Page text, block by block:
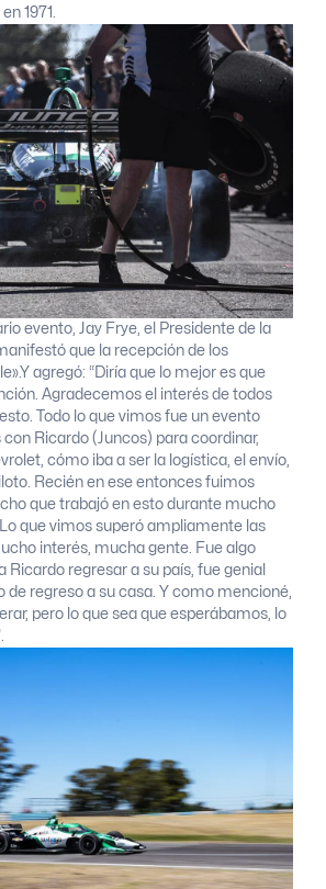
1971.
evento, Jay Frye, el Presidente de la
que la recepción de los
agregó: “Diría que lo mejor es que
Agradecemos el interés de todos
Todo lo que vimos fue un evento
Ricardo (Juncos) para coordinar,
cómo iba a ser la logística, el envío,
Recién en ese entonces fuimos
que trabajó en esto durante mucho
que vimos superó ampliamente las
interés, mucha gente. Fue algo
Ricardo regresar a su país, fue genial
de regreso a su casa. Y como mencioné,
pero lo que sea que esperábamos, lo